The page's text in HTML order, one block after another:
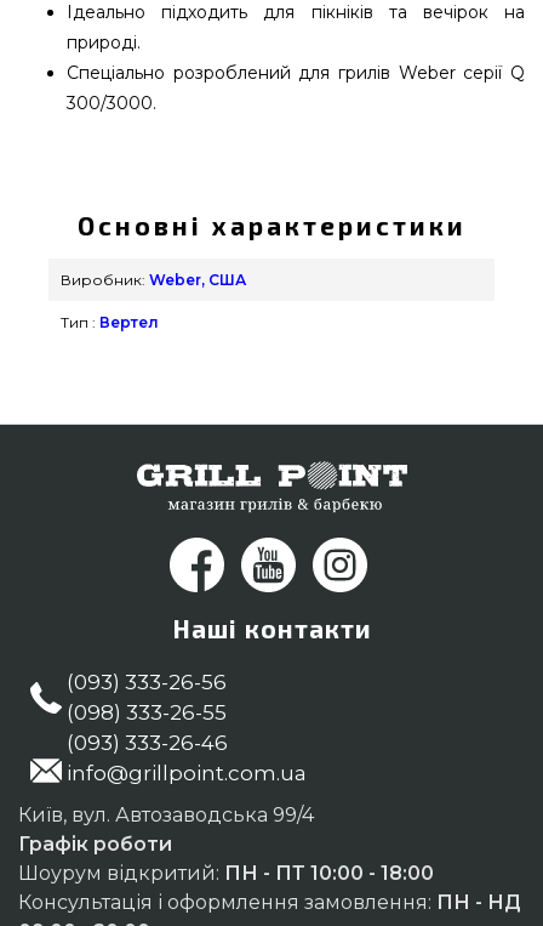
Ідеально підходить для пікніків та вечірок на
природі.
Спеціально розроблений для грилів Weber серії Q
300/3000.
Weber, США за актуальною вартістю всего 17 979
грн. в онлайн каталозі брендових грилів GrillPoint.
Привабливі пропозиції на Рожен для гриля в
прямо зараз нашим менеджерам на будь-який
Миколаїв
Основні характеристики
Виробник: Weber, США
Тип : Вертел
Наші контакти
(093) 333-26-56
(098) 333-26-55
(093) 333-26-46
info@grillpoint.com.ua
Київ, вул. Автозаводська 99/4
Графік роботи
Шоурум відкритий: ПН - ПТ 10:00 - 18:00
Консультація і оформлення замовлення: ПН - НД